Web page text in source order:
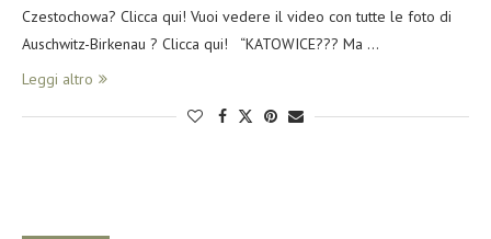
Czestochowa? Clicca qui! Vuoi vedere il video con tutte le foto di
Auschwitz-Birkenau ? Clicca qui! “KATOWICE??? Ma …
Leggi altro